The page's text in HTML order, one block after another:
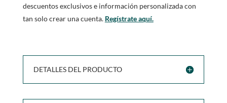
descuentos exclusivos e información personalizada con
tan solo crear una cuenta. Regístrate aquí.
DETALLES DEL PRODUCTO